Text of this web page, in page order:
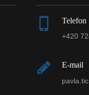
Telefon
+420
E-mail